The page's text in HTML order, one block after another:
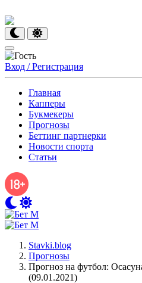
Вход / Регистрация
Главная
Капперы
Букмекеры
Прогнозы
Беттинг партнерки
Новости спорта
Статьи
Stavki.blog
Прогнозы
Прогноз на футбол:
(09.01.2021)